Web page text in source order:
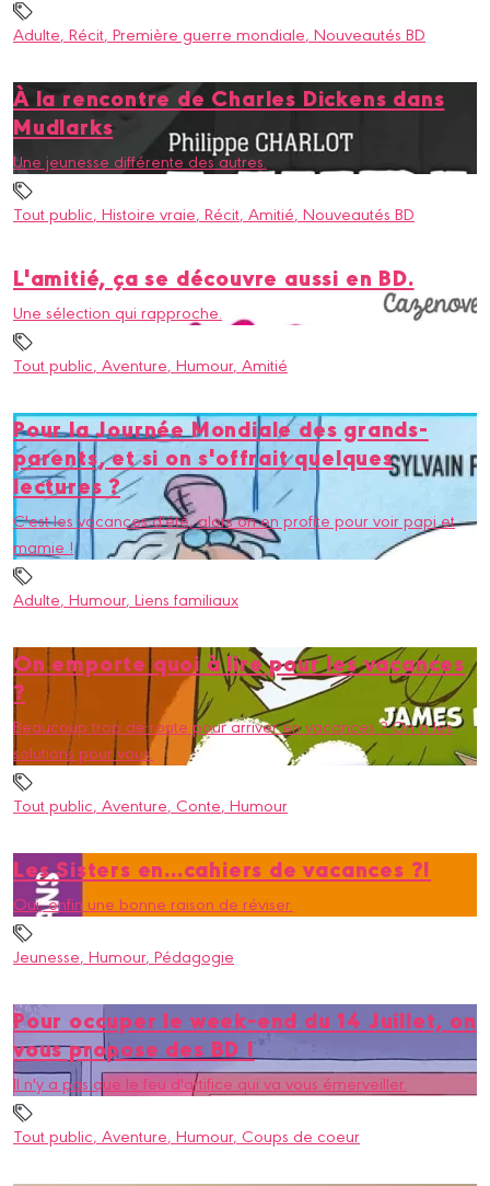
Adulte, Récit, Première guerre mondiale, Nouveautés BD
À la rencontre de Charles Dickens dans
Mudlarks
Une jeunesse différente des autres.
Tout public, Histoire vraie, Récit, Amitié, Nouveautés BD
L'amitié, ça se découvre aussi en BD.
Une sélection qui rapproche.
Tout public, Aventure, Humour, Amitié
Pour la Journée Mondiale des grands-
parents, et si on s'offrait quelques
lectures ?
C'est les vacances d'été, alors on en profite pour voir papi et
mamie !
Adulte, Humour, Liens familiaux
On emporte quoi à lire pour les vacances
?
Beaucoup trop de route pour arriver en vacances ? On a les
solutions pour vous.
Tout public, Aventure, Conte, Humour
Les Sisters en...cahiers de vacances ?!
Oui, enfin une bonne raison de réviser.
Jeunesse, Humour, Pédagogie
Pour occuper le week-end du 14 Juillet, on
vous propose des BD !
Il n'y a pas que le feu d'artifice qui va vous émerveiller.
Tout public, Aventure, Humour, Coups de coeur